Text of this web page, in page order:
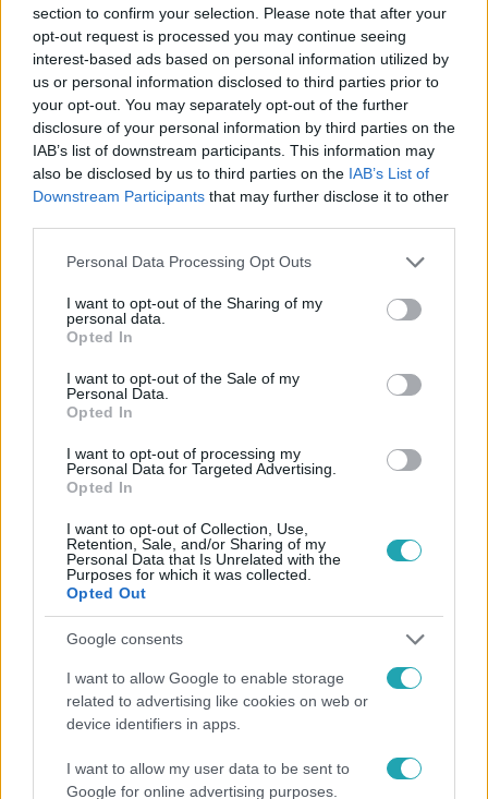
section to confirm your selection. Please note that after your
opt-out request is processed you may continue seeing
interest-based ads based on personal information utilized by
us or personal information disclosed to third parties prior to
your opt-out. You may separately opt-out of the further
disclosure of your personal information by third parties on the
IAB’s list of downstream participants. This information may
also be disclosed by us to third parties on the IAB’s List of
Downstream Participants that may further disclose it to other
Please note that this website/app uses one or more Google
not limited to your visit or usage behaviour. You may click to
grant or deny consent to Google and its third-party tags to
use your data for below specified purposes in below Google
consent section.
Personal Data Processing Opt Outs
I want to opt-out of the Sharing of my
personal data.
Opted In
I want to opt-out of the Sale of my
Personal Data.
Opted In
I want to opt-out of processing my
Personal Data for Targeted Advertising.
Opted In
I want to opt-out of Collection, Use,
Retention, Sale, and/or Sharing of my
Personal Data that Is Unrelated with the
Purposes for which it was collected.
Opted Out
Google consents
I want to allow Google to enable storage
related to advertising like cookies on web or
device identifiers in apps.
I want to allow my user data to be sent to
Google for online advertising purposes.
Kövess minket, és értesülj a friss hírekről a
HÍRADÓ #
KORLÁTOZÁSOK RTL FERTŐZÉSSZÁM
MÜLLER CECÍLIA